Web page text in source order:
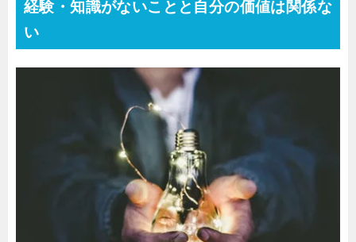
経験・知識がないことと自分の価値は関係な
い